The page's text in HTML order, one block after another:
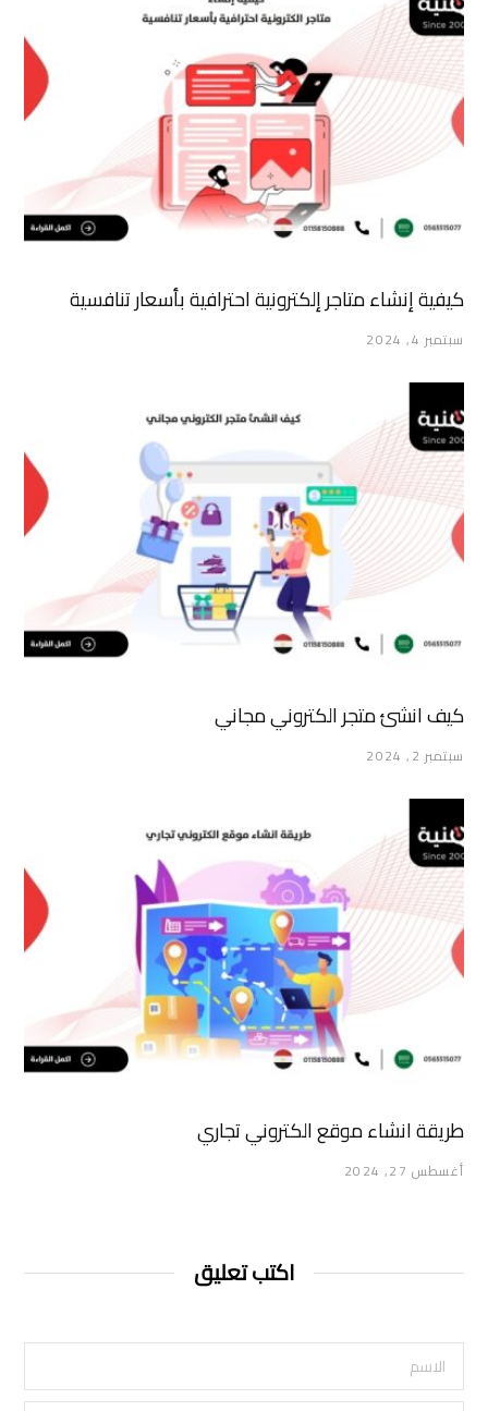
كيفية إنشاء متاجر إلكترونية احترافية بأسعار تنافسية
سبتمبر 4, 2024
كيف انشئ متجر الكتروني مجاني
سبتمبر 2, 2024
طريقة انشاء موقع الكتروني تجاري
أغسطس 27, 2024
اكتب تعليق